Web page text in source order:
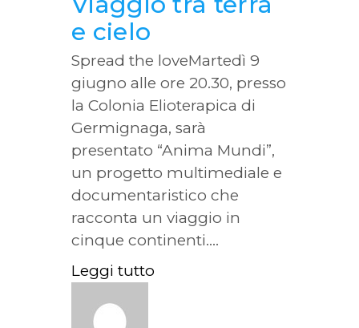
e cielo
Spread the loveMartedì 9
giugno alle ore 20.30, presso
la Colonia Elioterapica di
Germignaga, sarà
presentato “Anima Mundi”,
un progetto multimediale e
documentaristico che
racconta un viaggio in
cinque continenti....
Leggi tutto